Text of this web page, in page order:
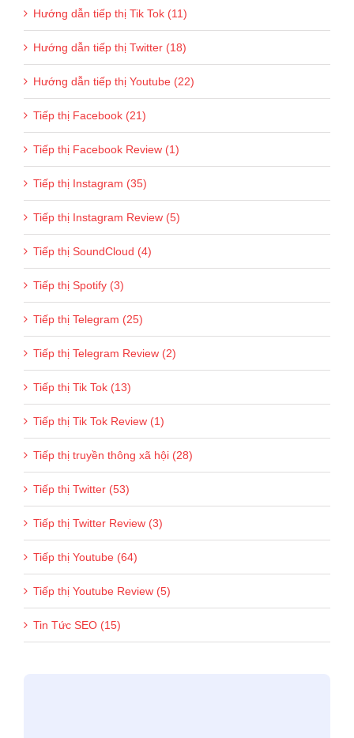
Hướng dẫn tiếp thị Tik Tok (11)
Hướng dẫn tiếp thị Twitter (18)
Hướng dẫn tiếp thị Youtube (22)
Tiếp thị Facebook (21)
Tiếp thị Facebook Review (1)
Tiếp thị Instagram (35)
Tiếp thị Instagram Review (5)
Tiếp thị SoundCloud (4)
Tiếp thị Spotify (3)
Tiếp thị Telegram (25)
Tiếp thị Telegram Review (2)
Tiếp thị Tik Tok (13)
Tiếp thị Tik Tok Review (1)
Tiếp thị truyền thông xã hội (28)
Tiếp thị Twitter (53)
Tiếp thị Twitter Review (3)
Tiếp thị Youtube (64)
Tiếp thị Youtube Review (5)
Tin Tức SEO (15)